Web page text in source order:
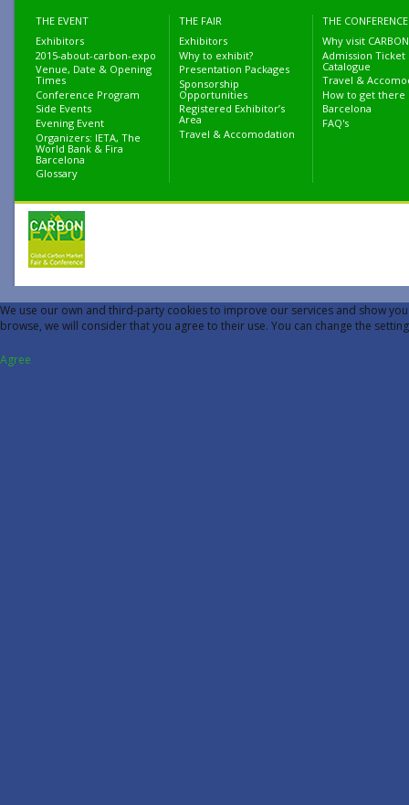
THE EVENT
Exhibitors
2015-about-carbon-expo
Venue, Date & Opening
Times
Conference Program
Side Events
Evening Event
Organizers: IETA, The
World Bank & Fira
Barcelona
Glossary
THE FAIR
Exhibitors
Why to exhibit?
Presentation Packages
Sponsorship
Opportunities
Registered Exhibitor’s
Area
Travel & Accomodation
THE CONFERENCE
Why visit CARBON
Admission Ticket
Catalogue
Travel &
How to get there
Barcelona
FAQ's
We use our own and third-party cookies to improve our services and show
browse, we will consider that you agree to their use. You can change the
Agree